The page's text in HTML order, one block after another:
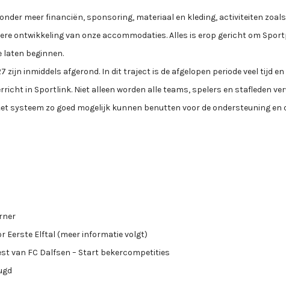
meer financiën, sponsoring, materiaal en kleding, activiteiten
ontwikkeling van onze accommodaties. Alles is erop gericht om
laten beginnen.
zijn inmiddels afgerond. In dit traject is de afgelopen periode veel tijd
in Sportlink. Niet alleen worden alle teams, spelers en stafleden
systeem zo goed mogelijk kunnen benutten voor de ondersteuning en
Eerste Elftal (meer informatie volgt)
van FC Dalfsen – Start bekercompetities